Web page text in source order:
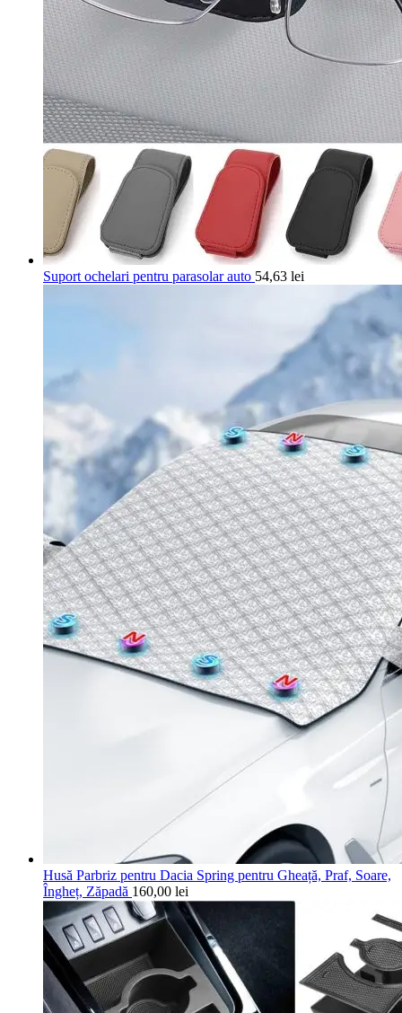
Suport ochelari pentru parasolar auto 54,63 lei
Husă Parbriz pentru Dacia Spring pentru Gheață, Praf, Soare,
Îngheț, Zăpadă 160,00 lei